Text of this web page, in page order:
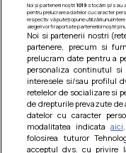
Barcute din
Noi și partenerii noștri 1019stocăm și/sau
pentru prelucrarea datelor cu caracter
respectiv vă puteți opune utilizării unui
alegeri vor fi raportate partenerilor noștri și
Noi si partenerii nostri
partenere, precum si
prelucram date pentru a
personaliza continutul
interesele si/sau profilul
retelelor de socializare si
de drepturile prevazute de
datelor cu caracter
modalitatea indicataaici
folosirea tuturor
acceptul dvs. cu privire